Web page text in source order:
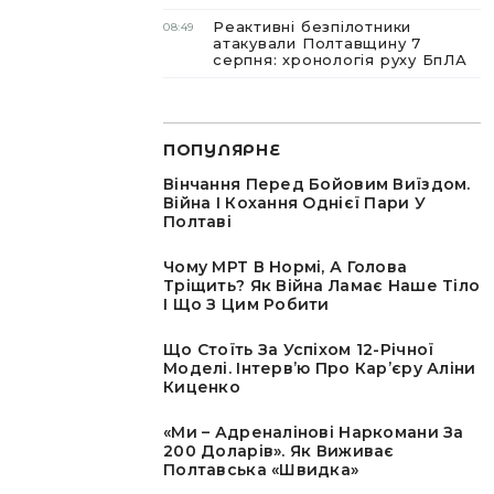
08:49
Реактивні безпілотники
атакували Полтавщину 7
серпня: хронологія руху БпЛА
ПОПУЛЯРНЕ
Вінчання Перед Бойовим Виїздом.
Війна І Кохання Однієї Пари У
Полтаві
Чому МРТ В Нормі, А Голова
Тріщить? Як Війна Ламає Наше Тіло
І Що З Цим Робити
Що Стоїть За Успіхом 12-Річної
Моделі. Інтервʼю Про Карʼєру Аліни
Киценко
«Ми – Адреналінові Наркомани За
200 Доларів». Як Виживає
Полтавська «швидка»